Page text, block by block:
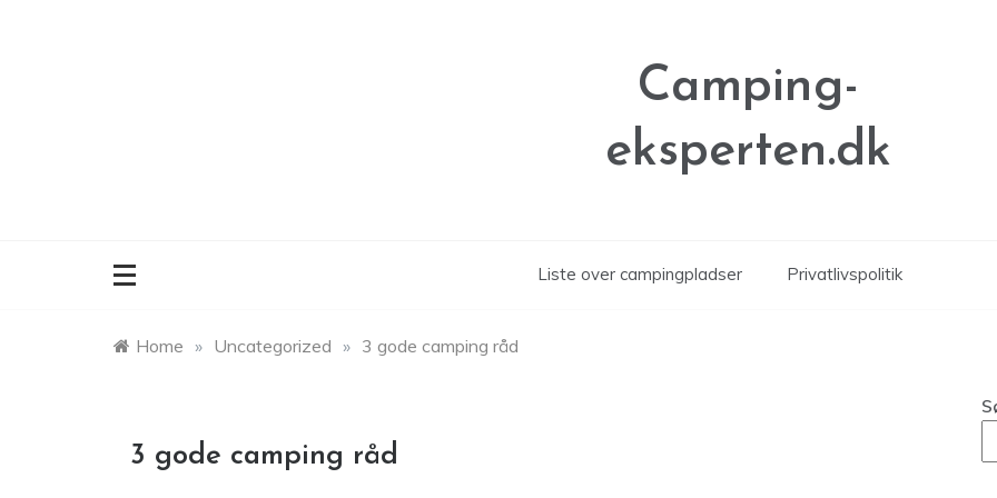
Camping-
eksperten.dk
Liste over campingpladser Privatlivspolitik
Home » Uncategorized » 3 gode camping råd
3 gode camping råd